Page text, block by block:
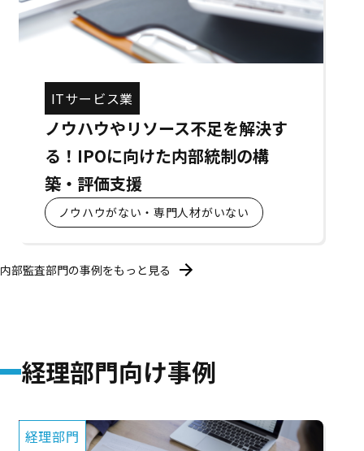
ITサービス業
ノウハウやリソース不足を解決す
る！IPOに向けた内部統制の構
築・評価支援
ノウハウがない・専門人材がいない
内部監査部門の事例をもっと見る
経理部門向け事例
経理部門